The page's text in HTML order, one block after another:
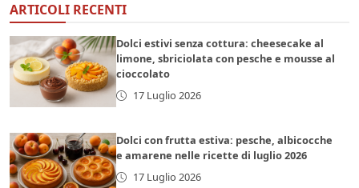
ARTICOLI RECENTI
Dolci estivi senza cottura: cheesecake al
limone, sbriciolata con pesche e mousse al
cioccolato
17 Luglio 2026
Dolci con frutta estiva: pesche, albicocche
e amarene nelle ricette di luglio 2026
17 Luglio 2026